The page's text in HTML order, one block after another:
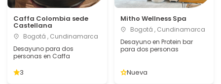
Caffa Colombia sede
Castellana
Bogotá , Cundinamarca
Desayuno para dos
personas en Caffa
3
Mitho Wellness Spa
Bogotá , Cundinamarca
Desayuno en Protein bar
para dos personas
Nueva